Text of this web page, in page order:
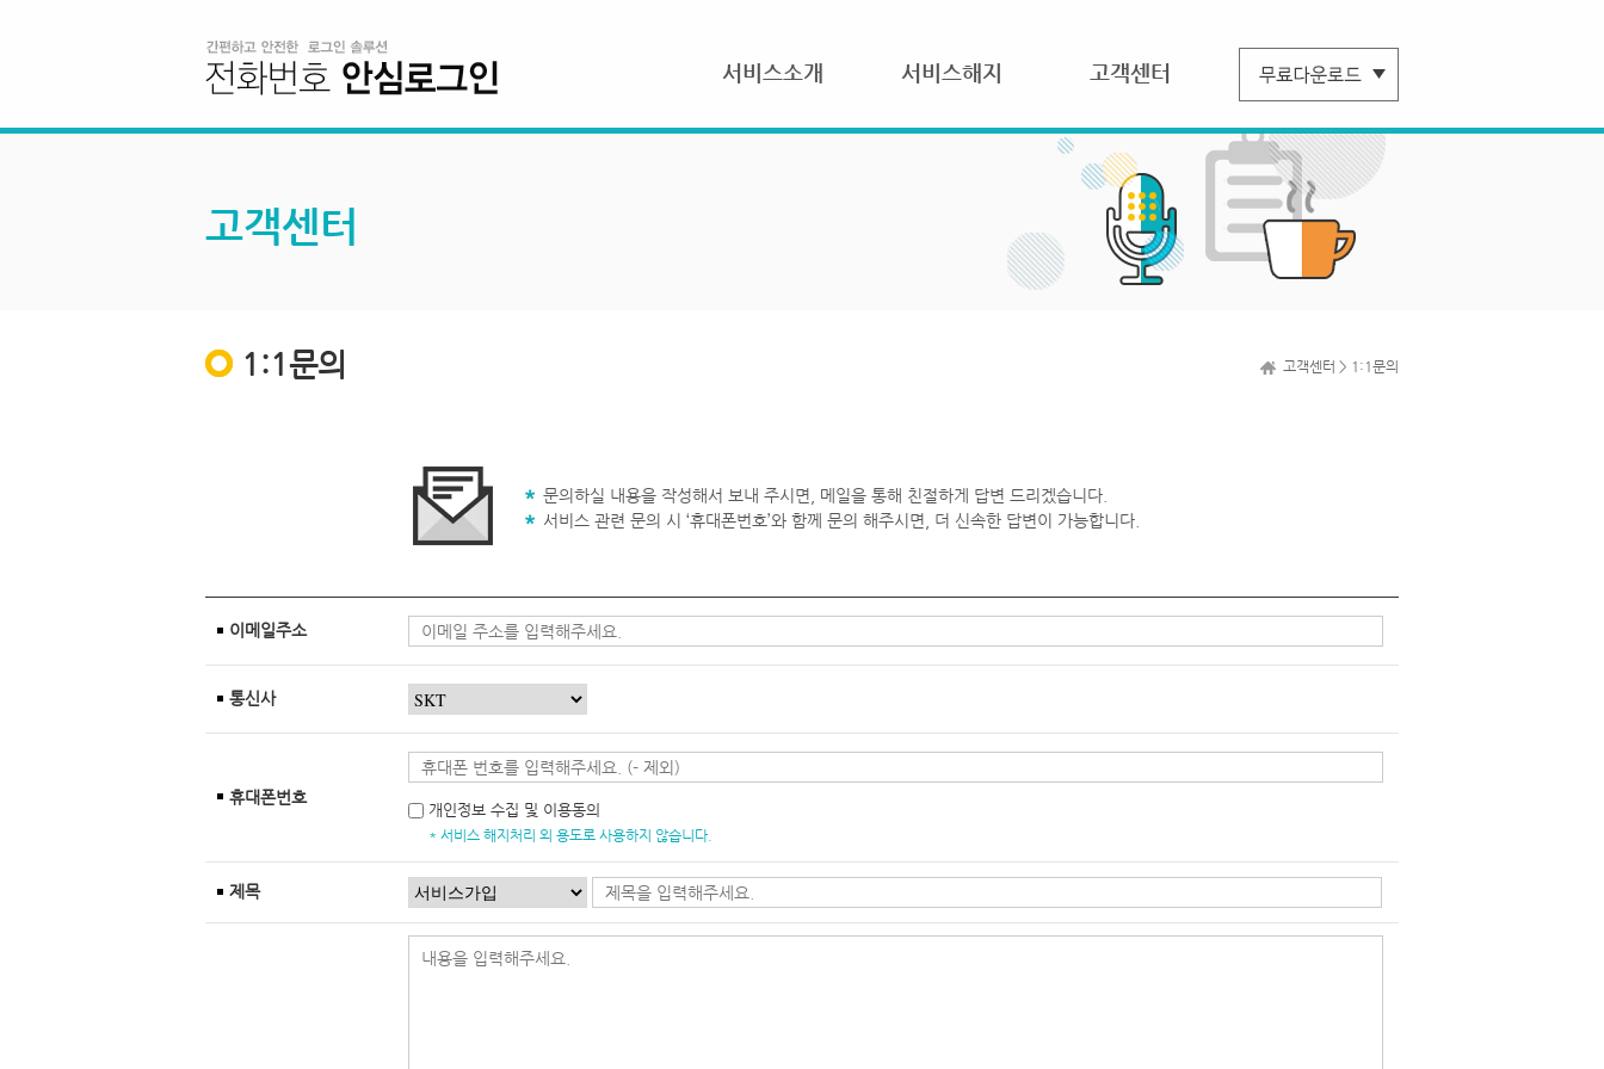
서비스소개 서비스해지 고객센터
고객센터
1:1문의 고객센터 > 1:1문의
문의하실 내용을 작성해서 보내 주시면, 메일을 통해 친절하게 답변 드리겠습니다.
서비스 관련 문의 시 ‘휴대폰번호’와 함께 문의 해주시면, 더 신속한 답변이 가능합니다.
이메일주소
통신사
휴대폰번호
개인정보 수집 및 이용동의
* 서비스 해지처리 외 용도로 사용하지 않습니다.
제목